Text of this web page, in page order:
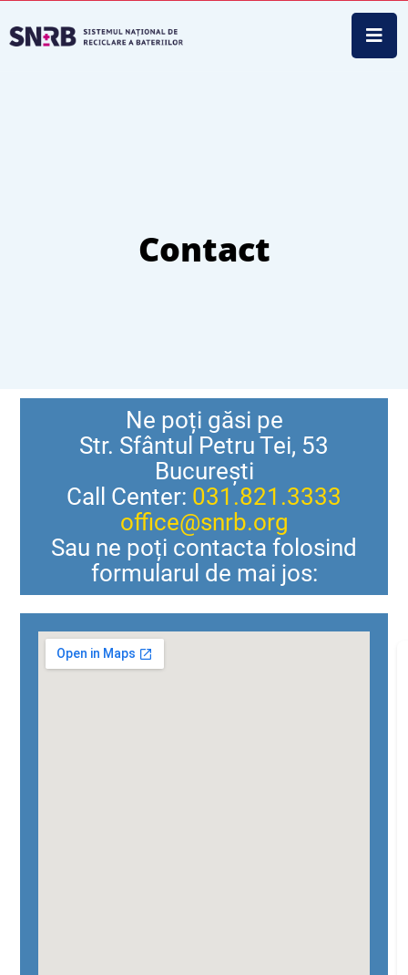
Contact
Ne poți găsi pe
Str. Sfântul Petru Tei, 53
București
Call Center: 031.821.3333
office@snrb.org
Sau ne poți contacta folosind
formularul de mai jos: